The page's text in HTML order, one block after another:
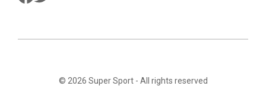
© 2026 Super Sport- All rights reserved